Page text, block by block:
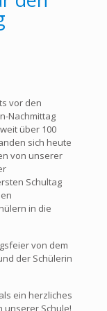
vor den
Nachmittag
über 100
sich heute
von unserer
Schultag
in die
von dem
der Schülerin
ein herzliches
unserer Schule!